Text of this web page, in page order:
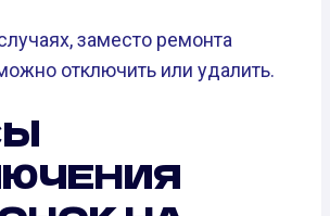
заместо ремонта
отключить или удалить.